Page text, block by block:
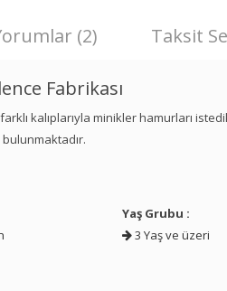
(2) Taksit
Fabrikası
kalıplarıyla minikler hamurları
Yaş Grubu :
3 Yaş ve üzeri